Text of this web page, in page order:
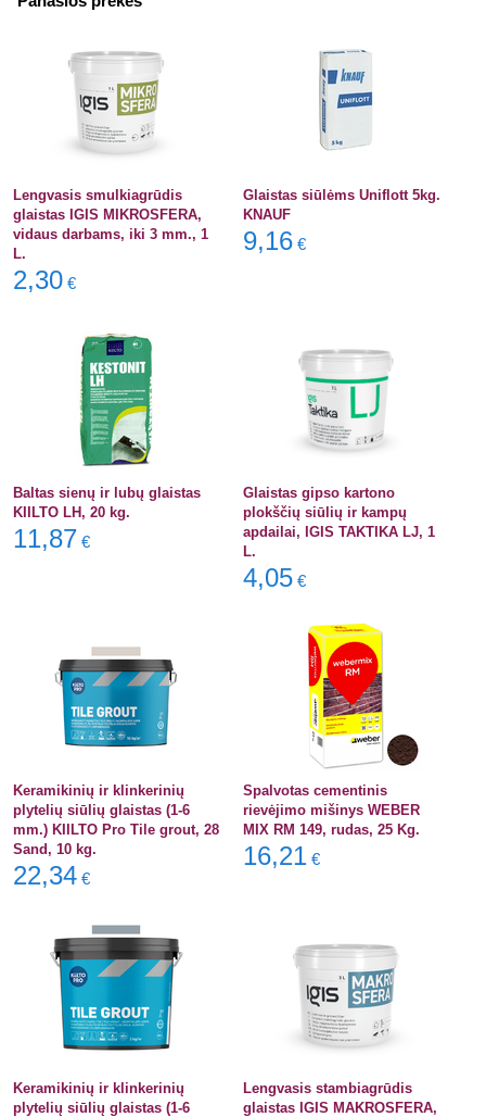
Lengvasis smulkiagrūdis
glaistas IGIS MIKROSFERA,
vidaus darbams, iki 3 mm., 1
L.
2,30 €
Glaistas siūlėms Uniflott 5kg.
KNAUF
9,16 €
Baltas sienų ir lubų glaistas
KIILTO LH, 20 kg.
11,87 €
Glaistas gipso kartono
plokščių siūlių ir kampų
apdailai, IGIS TAKTIKA LJ, 1
L.
4,05 €
Keramikinių ir klinkerinių
plytelių siūlių glaistas (1-6
mm.) KIILTO Pro Tile grout, 28
Sand, 10 kg.
22,34 €
Spalvotas cementinis
rievėjimo mišinys WEBER
MIX RM 149, rudas, 25 Kg.
16,21 €
Keramikinių ir klinkerinių
plytelių siūlių glaistas (1-6
Lengvasis stambiagrūdis
glaistas IGIS MAKROSFERA,